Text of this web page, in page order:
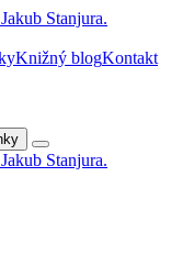
Knižný blogKontakt